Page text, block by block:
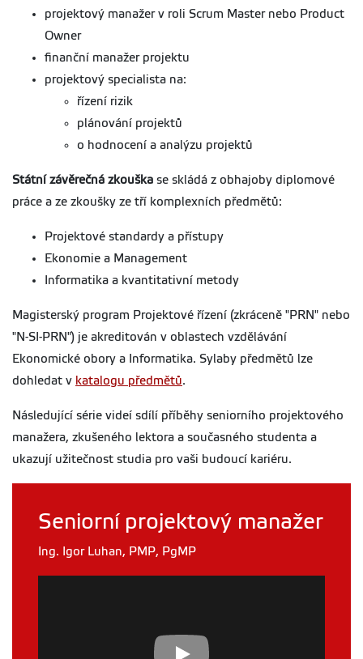
projektový manažer v roli Scrum Master nebo Product
Owner
finanční manažer projektu
projektový specialista na:
řízení rizik
plánování projektů
o hodnocení a analýzu projektů
Státní závěrečná zkouška se skládá z obhajoby diplomové
práce a ze zkoušky ze tří komplexních předmětů:
Projektové standardy a přístupy
Ekonomie a Management
Informatika a kvantitativní metody
Magisterský program Projektové řízení (zkráceně "PRN" nebo
"N-SI-PRN") je akreditován v oblastech vzdělávání
Ekonomické obory a Informatika. Sylaby předmětů lze
dohledat v katalogu předmětů.
Následující série videí sdílí příběhy seniorního projektového
manažera, zkušeného lektora a současného studenta a
ukazují užitečnost studia pro vaši budoucí kariéru.
Seniorní projektový manažer
Ing. Igor Luhan, PMP, PgMP